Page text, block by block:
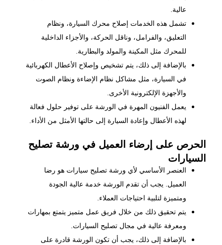
عالية.
تشمل هذه الخدمات إصلاح محرك السيارة، ونظام
التعليق، والفرامل، وناقل الحركة، والأجزاء الداخلية
للمحرك مثل المكينة والمولد والبطارية.
بالإضافة إلى ذلك، يتم تشخيص وإصلاح الأعطال الكهربائية
في السيارة، مثل مشاكل نظام الإضاءة ونظام الصوت
والأجهزة الإلكترونية الأخرى.
يعمل الفنيون المهرة في الورشة على توفير حلول فعالة
لهذه الأعطال وإعادة السيارة إلى حالتها الأمثل من الأداء.
الحرص على إرضاء العميل في ورشة تصليح
السيارات
العنصر الأساسي لأي ورشة تصليح سيارات هو رضا
العميل. يجب أن تقدم الورشة خدمة عالية الجودة
ومتميزة لتلبية احتياجات العملاء.
يتم تحقيق ذلك من خلال فريق عمل متميز يتمتع بمهارات
ومعرفة عالية في مجال تصليح السيارات.
بالإضافة إلى ذلك، يجب أن تكون الورشة قادرة على